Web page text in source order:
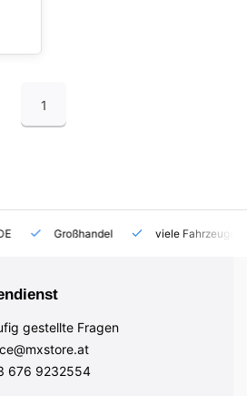
1
Großhandel viele Fahrzeuge auf
gestellte Fragen
676 9232554